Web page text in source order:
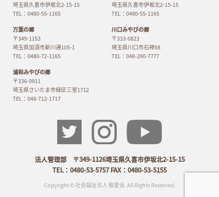
埼玉県久喜市伊坂北2-15-15
TEL：0480-55-1165
埼玉県久喜市伊坂北2-15-15
TEL：0480-55-1165
万葉の郷
〒349-1153
埼玉県加須市新川通105-1
TEL：0480-72-1165
川口みやびの郷
〒333-0823
埼玉県川口市石神58
TEL：048-290-7777
浦和みやびの郷
〒336-0911
埼玉県さいたま市緑区三室1712
TEL：048-712-1717
法人管理部 〒349-1126埼玉県久喜市伊坂北2-15-15
TEL：0480-53-5757 FAX：0480-53-5155
Copyright © 社会福祉法人 敬愛会. All Rights Reserved.